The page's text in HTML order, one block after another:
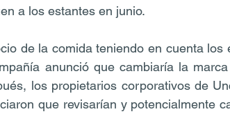
a los estantes en junio.
de la comida teniendo en cuenta los
anunció que cambiaría la
los propietarios corporativos de
que revisarían y potencialmente